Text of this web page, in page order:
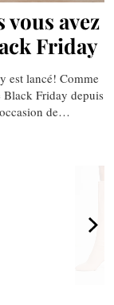
avez
Friday
est lancé! Comme
Black Friday depuis
de…